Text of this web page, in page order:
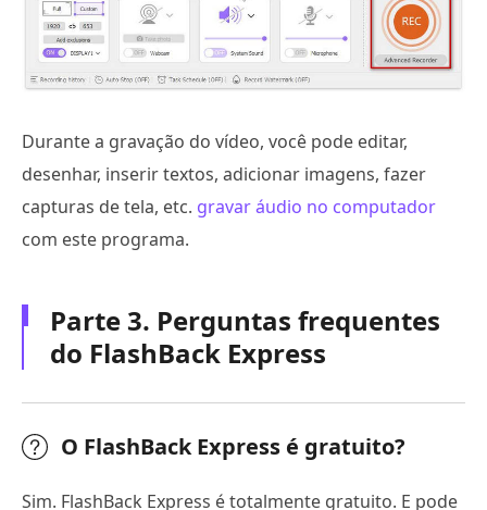
Durante a gravação do vídeo, você pode editar,
desenhar, inserir textos, adicionar imagens, fazer
capturas de tela, etc. gravar áudio no computador
com este programa.
Parte 3. Perguntas frequentes
do FlashBack Express
O FlashBack Express é gratuito?
Sim. FlashBack Express é totalmente gratuito. E pode